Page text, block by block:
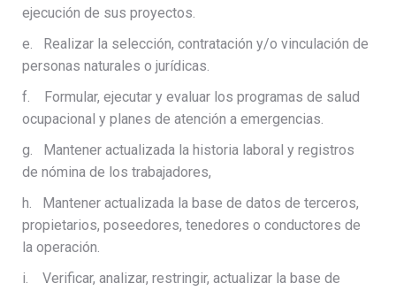
ejecución de sus proyectos.
e. Realizar la selección, contratación y/o vinculación de
personas naturales o jurídicas.
f. Formular, ejecutar y evaluar los programas de salud
ocupacional y planes de atención a emergencias.
g. Mantener actualizada la historia laboral y registros
de nómina de los trabajadores,
h. Mantener actualizada la base de datos de terceros,
propietarios, poseedores, tenedores o conductores de
la operación.
i. Verificar, analizar, restringir, actualizar la base de